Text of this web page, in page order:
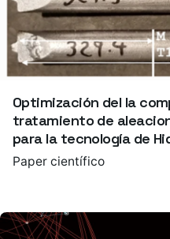
Optimización del la
tratamiento de
para la tecnología de
Paper científico